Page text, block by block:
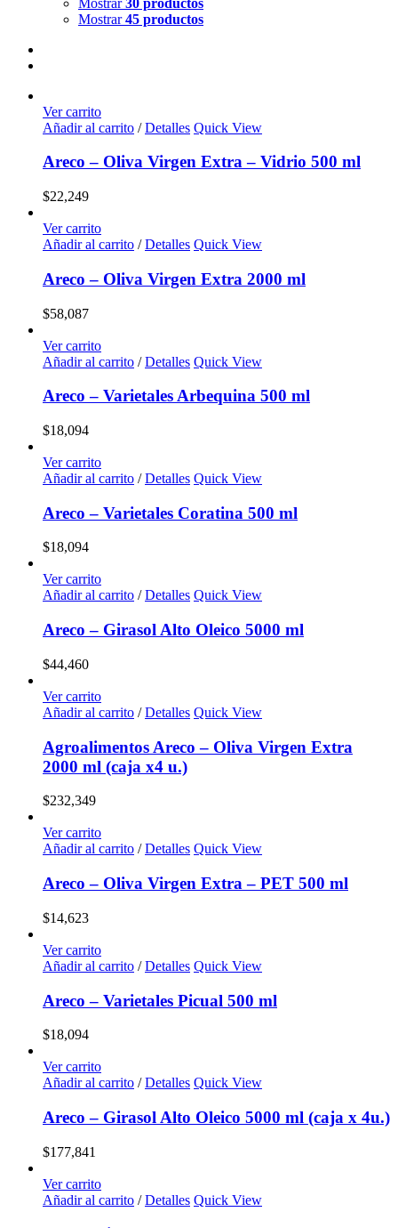
Mostrar45 productos
Ver carrito
Añadir al carrito / Detalles Quick View
Areco – Oliva Virgen Extra – Vidrio 500 ml
$22,249
Ver carrito
Añadir al carrito / Detalles Quick View
Areco – Oliva Virgen Extra 2000 ml
$58,087
Ver carrito
Añadir al carrito / Detalles Quick View
Areco – Varietales Arbequina 500 ml
$18,094
Ver carrito
Añadir al carrito / Detalles Quick View
Areco – Varietales Coratina 500 ml
$18,094
Ver carrito
Añadir al carrito / Detalles Quick View
Areco – Girasol Alto Oleico 5000 ml
$44,460
Ver carrito
Añadir al carrito / Detalles Quick View
Agroalimentos Areco – Oliva Virgen Extra
2000 ml (caja x4 u.)
$232,349
Ver carrito
Añadir al carrito / Detalles Quick View
Areco – Oliva Virgen Extra – PET 500 ml
$14,623
Ver carrito
Añadir al carrito / Detalles Quick View
Areco – Varietales Picual 500 ml
$18,094
Ver carrito
Añadir al carrito / Detalles Quick View
Areco – Girasol Alto Oleico 5000 ml (caja x 4u.)
$177,841
Ver carrito
Añadir al carrito / Detalles Quick View